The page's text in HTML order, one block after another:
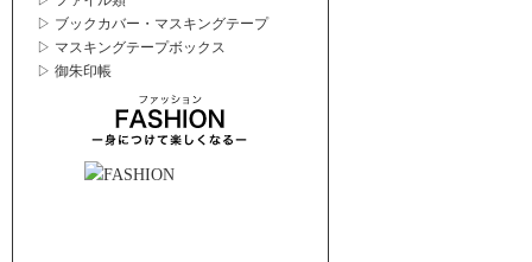
▷ ブックカバー・マスキングテープ
▷ マスキングテープボックス
▷ 御朱印帳